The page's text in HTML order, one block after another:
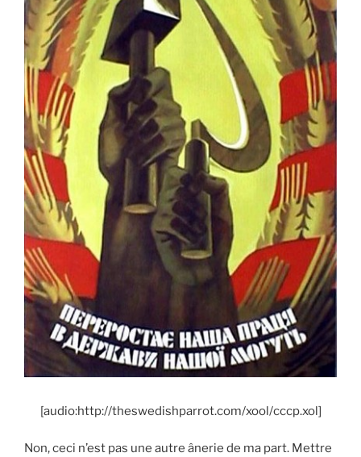
[audio:http://theswedishparrot.com/xool/cccp.xol]
Non, ceci n’est pas une autre ânerie de ma part. Mettre